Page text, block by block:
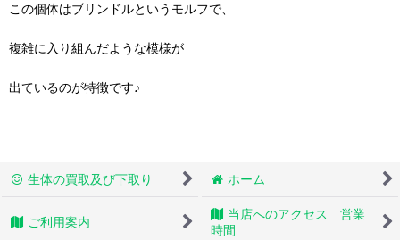
この個体はブリンドルというモルフで、
複雑に入り組んだような模様が
出ているのが特徴です♪
生体の買取及び下取り ホーム
ご利用案内
当店へのアクセス 営業
時間